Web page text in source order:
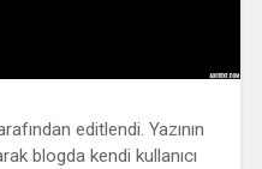
editlendi. Yazının
blogda kendi kullanıcı